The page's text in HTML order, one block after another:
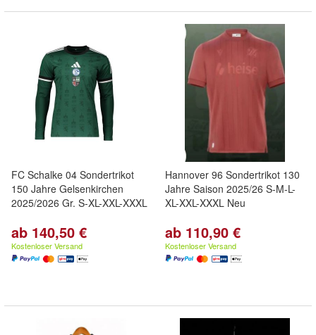
FC Schalke 04 Sondertrikot
150 Jahre Gelsenkirchen
2025/2026 Gr. S-XL-XXL-XXXL
ab 140,50 €
Kostenloser Versand
Hannover 96 Sondertrikot 130
Jahre Saison 2025/26 S-M-L-
XL-XXL-XXXL Neu
ab 110,90 €
Kostenloser Versand